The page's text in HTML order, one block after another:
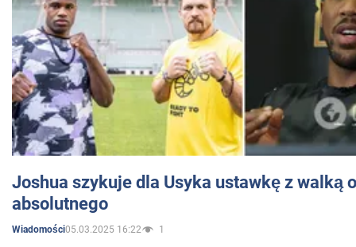
Joshua szykuje dla Usyka ustawkę z walką
absolutnego
Wiadomości05.03.2025 16:22 1